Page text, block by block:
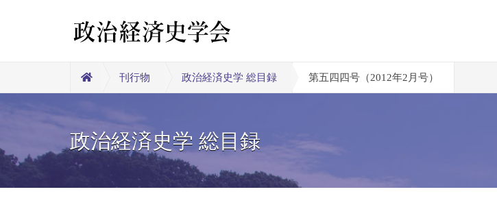
刊行物 政治経済史学 総目録 第五四四号（2012年2月号）
政治経済史学 総目録